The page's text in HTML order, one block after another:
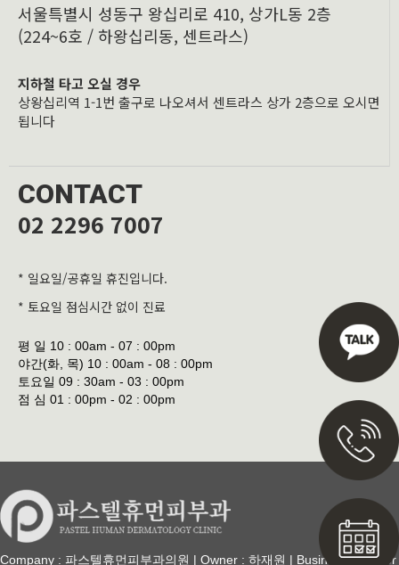
서울특별시 성동구 왕십리로 410, 상가L동 2층
(224~6호 / 하왕십리동, 센트라스)
지하철 타고 오실 경우
상왕십리역 1-1번 출구로 나오셔서 센트라스 상가 2층으로 오시면
됩니다
CONTACT
02 2296 7007
* 일요일/공휴일 휴진입니다.
* 토요일 점심시간 없이 진료
평 일 10 : 00am - 07 : 00pm
야간(화, 목) 10 : 00am - 08 : 00pm
토요일 09 : 30am - 03 : 00pm
점 심 01 : 00pm - 02 : 00pm
Company : 파스텔휴먼피부과의원 | Owner : 하재원 | Business Number